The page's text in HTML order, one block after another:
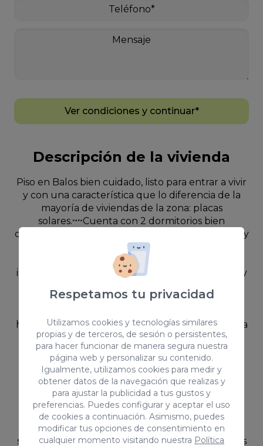
Ver condiciones y continuar*
Descripción de la vivienda
Piso en Balos bien cuidado, listo para entrar a vivir
y con una característica que lo diferencia de la
mayoría de viviendas de la zona: placas
solares.~~Cuenta con 2 dormitorios bien
distribuidos: El principal tiene vestidor integrado, y
el segundo se entrega con litera y armario
incluidos, útil como habitación infantil, de
invitados o despacho.~~El salón conserva el sofá y
vende semi- amueblada.~~La cocina se entrega
horno, placa de inducción y microondas~~Cuenta
con placas solares instaladas, una característica
que no es común en la zona ni en la franja de
precios, y que hace que el consumo energético
sea más eficiente.~~Dispone también de cuarto
en azotea, un espacio extra que se puede
destinar tanto a zona de almacenaje o a como
zona de trabajo.~~Está en una tercera planta sin
ascensor y ubicado en una zona tranquila, con
servicios cercanos y buena conexión a superficies
Respetamos tu privacidad
Utilizamos cookies y tecnologías similares
propias y de terceros, de sesión o persistentes,
para hacer funcionar de manera segura nuestra
página web y personalizar su contenido.
Igualmente, utilizamos cookies para medir y
obtener datos de la navegación que realizas y
para ajustar la publicidad a tus gustos y
preferencias. Puedes configurar y aceptar el uso
de cookies a continuación. Asimismo, puedes
modificar tus opciones de consentimiento en
cualquier momento visitando nuestra Política